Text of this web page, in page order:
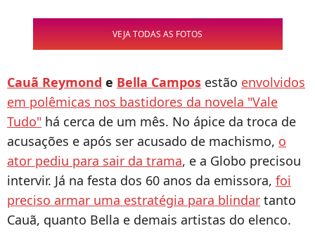
VEJA TODAS AS FOTOS
Cauã Reymond e Bella Campos estão envolvidos
em polêmicas nos bastidores da novela "Vale
Tudo" há cerca de um mês. No ápice da troca de
acusações e após ser acusado de machismo, o
ator pediu para sair da trama, e a Globo precisou
intervir. Já na festa dos 60 anos da emissora, foi
preciso armar uma estratégia para blindar tanto
Cauã, quanto Bella e demais artistas do elenco.